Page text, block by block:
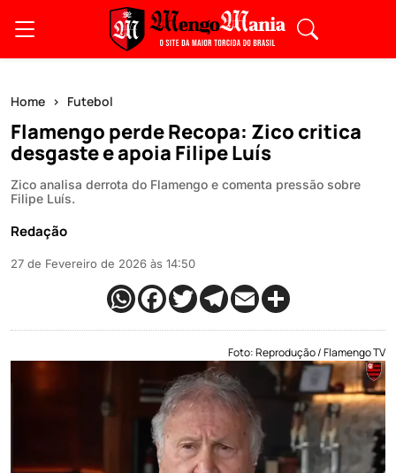
Home Futebol
Flamengo perde Recopa: Zico critica
desgaste e apoia Filipe Luís
Zico analisa derrota do Flamengo e comenta pressão sobre
Filipe Luís.
Redação
27 de Fevereiro de 2026 às 14:50
Foto: Reprodução / Flamengo TV